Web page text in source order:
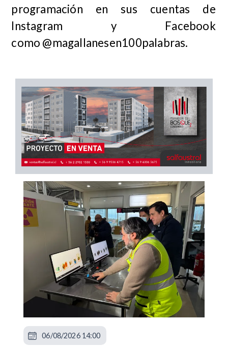
programación en sus cuentas de
Instagram y Facebook
como @magallanesen100palabras.
06/08/2026 14:00